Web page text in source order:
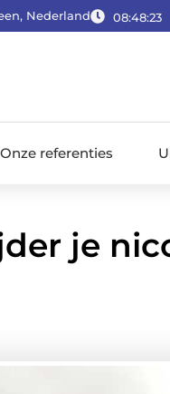
Nederland 08:48:24
Onze referenties
je